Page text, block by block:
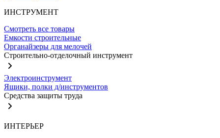
ИНСТРУМЕНТ
Смотреть все товары
Емкости строительные
Органайзеры для мелочей
Строительно-отделочный инструмент
Электроинструмент
Ящики, полки д/инструментов
Средства защиты труда
ИНТЕРЬЕР